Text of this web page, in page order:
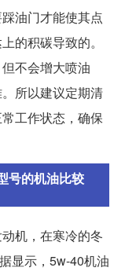
油门才能使其点
的积碳导致的。
不会增大喷油
所以建议定期清
工作状态，确保
号的机油比较
机，在寒冷的冬
显示，5w-40机油